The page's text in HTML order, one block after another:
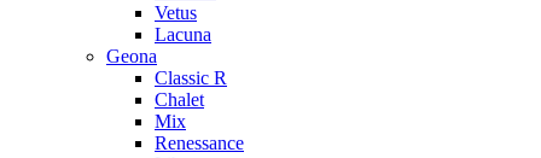
Vetus
Lacuna
Geona
Classic R
Chalet
Mix
Renessance